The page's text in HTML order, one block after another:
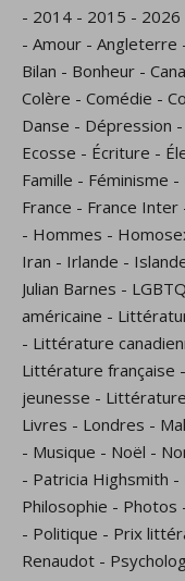
- 2014 - 2015 - 2026
- Amour - Angleterre
Bilan - Bonheur -
Colère - Comédie -
Danse - Dépression -
Ecosse - Écriture -
Famille - Féminisme -
France - France Inter
- Hommes -
Iran - Irlande -
Julian Barnes -
américaine -
- Littérature
Littérature française -
jeunesse -
Livres - Londres -
- Musique - Noël -
- Patricia Highsmith -
Philosophie - Photos
- Politique - Prix
Renaudot -